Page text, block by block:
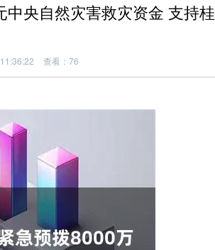
央自然灾害救灾资金 支持桂
查看：76